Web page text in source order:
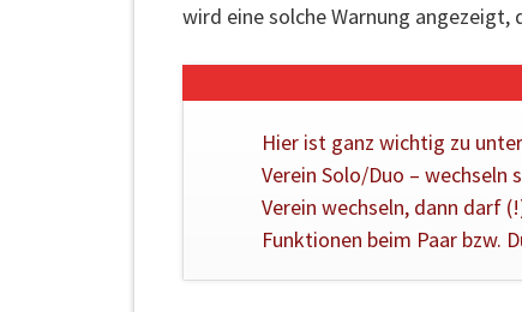
wird eine solche Warnung
Hier ist ganz wichtig zu
Verein Solo/Duo – wechseln
Verein wechseln, dann darf
Funktionen beim Paar bzw.